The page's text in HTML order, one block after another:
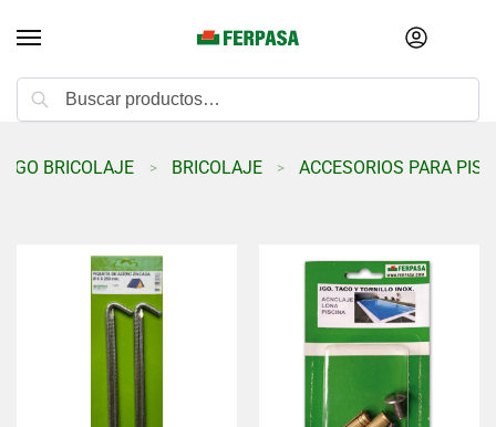
BRICOLAJE > BRICOLAJE > ACCESORIOS PARA